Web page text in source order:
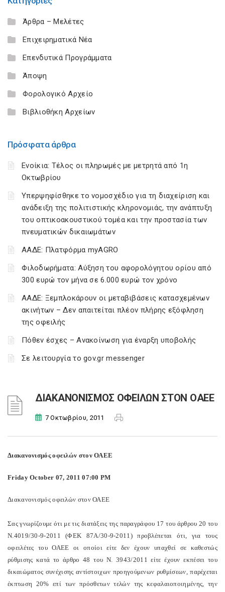
Άρθρα – Μελέτες
Επιχειρηματικά Νέα
Επενδυτικά Προγράμματα
Άποψη
Φορολογικό Αρχείο
Βιβλιοθήκη Αρχείων
Πρόσφατα άρθρα
Ενοίκια: Τέλος οι πληρωμές με μετρητά από 1η
Οκτωβρίου
Υπερψηφίσθηκε το νομοσχέδιο για τη διαχείριση και
ανάδειξη της πολιτιστικής κληρονομιάς, την ανάπτυξη
του οπτικοακουστικού τομέα και την προστασία των
πνευματικών δικαιωμάτων
ΑΑΔΕ: Πλατφόρμα myAGRO
Φιλοδωρήματα: Αύξηση του αφορολόγητου ορίου από
300 ευρώ τον μήνα σε 6.000 ευρώ τον χρόνο
ΑΑΔΕ: Ξεμπλοκάρουν οι μεταβιβάσεις κατασχεμένων
ακινήτων – Δεν απαιτείται πλέον πλήρης εξόφληση
της οφειλής
Πόθεν έσχες – Ανακοίνωση για έναρξη υποβολής
Σε λειτουργία το gov.gr messenger
ΔΙΑΚΑΝΟΝΙΣΜΟΣ ΟΦΕΙΛΩΝ ΣΤΟΝ ΟΑΕΕ
7 Οκτωβρίου, 2011
Διακανονισμός οφειλών στον ΟΑΕΕ
Friday October 07, 2011 07:00 PM
Διακανονισμός οφειλών στον ΟΑΕΕ
Σας γνωρίζουμε ότι με τις διατάξεις της παραγράφου 17 του άρθρου 20 του
Ν.4019/30-9-2011 (ΦΕΚ 87Α/30-9-2011) προβλέπεται ότι, για τους
οφειλέτες του ΟΑΕΕ οι οποίοι είτε δεν έχουν υπαχθεί σε καθεστώς
ρύθμισης κατά το άρθρο 48 του Ν. 3943/2011 είτε έχουν εκπέσει του
δικαιώματος συνέχισης αντίστοιχων προηγούμενων ρυθμίσεων, παρέχεται
έκπτωση 20% επί των πρόσθετων τελών της κεφαλαιοποιημένης, την